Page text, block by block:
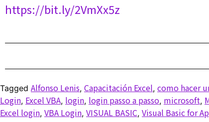
https://bit.ly/2VmXx5z
Tagged Alfonso Lenis, Capacitación Excel, como hacer
Login, Excel VBA, login, login passo a passo, microsoft,
Excel login, VBA Login, VISUAL BASIC, Visual Basic for